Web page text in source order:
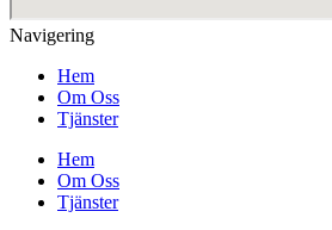
Navigering
Hem
Om Oss
Tjänster
Hem
Om Oss
Tjänster